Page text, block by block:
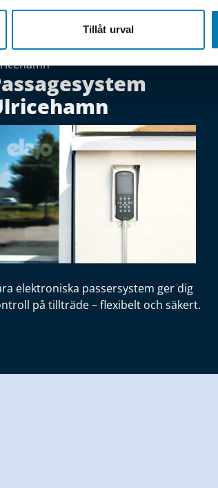
Tillåt urval
tjänster inom säkerhetssystem och
elektroniska passersystem ger dig
på tillträde – flexibelt och säkert.